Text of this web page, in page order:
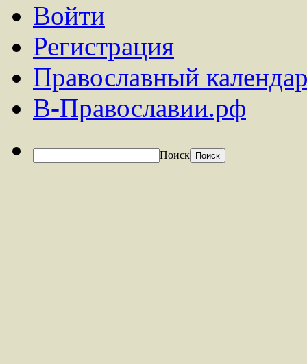
Войти
Регистрация
Православный
В-Православии.рф
Поиск